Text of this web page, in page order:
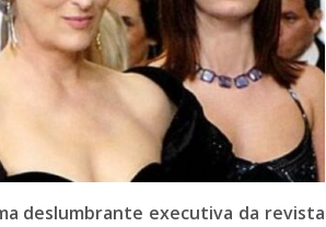
deslumbrante executiva da revista